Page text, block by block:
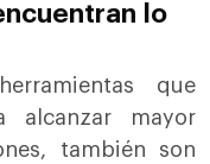
lo
que
alcanzar mayor
también son